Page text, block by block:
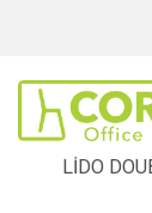
LİDO